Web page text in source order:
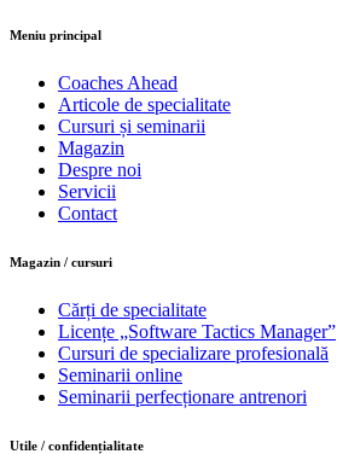
Meniu principal
Coaches Ahead
Articole de specialitate
Cursuri și seminarii
Magazin
Despre noi
Servicii
Contact
Magazin / cursuri
Cărți de specialitate
Licențe „Software Tactics Manager”
Cursuri de specializare profesională
Seminarii online
Seminarii perfecționare antrenori
Utile / confidențialitate